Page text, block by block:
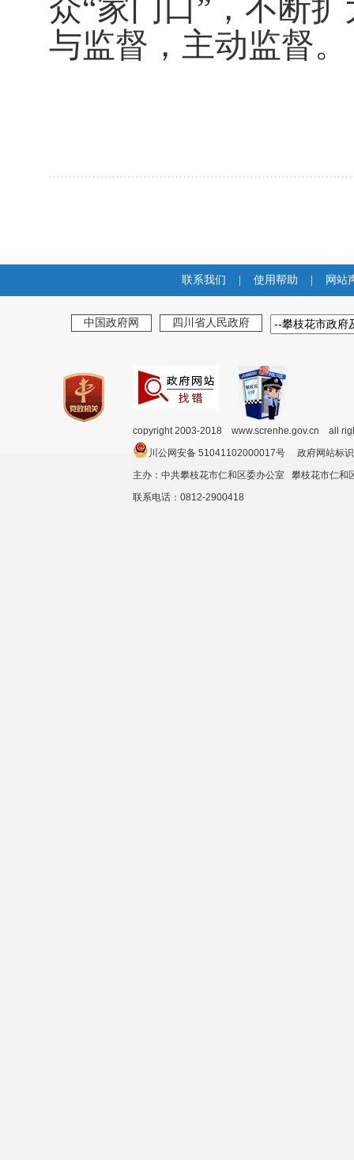
众“家门口 ” ，不断
与监督 ，主动监督。
联系我们 使用帮助 网站
中国政府网 四川省人民政府
copyright 2003-2018 www.screnhe.gov.cn all
川公网安备 51041102000017号 政府网站
主办：中共攀枝花市仁和区委办公室 攀枝花市仁
联系电话：0812-2900418